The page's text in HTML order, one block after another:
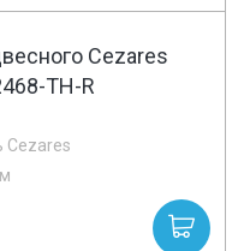
Cezares
TH-R
Cezares